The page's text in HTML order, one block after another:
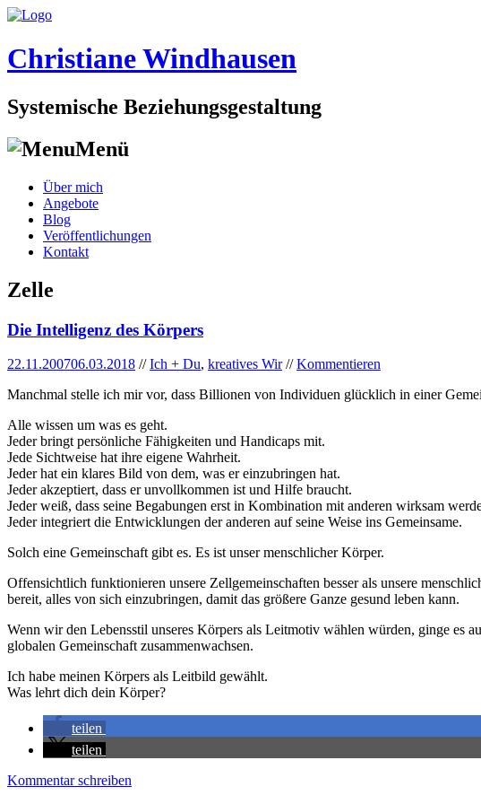
Christiane Windhausen
Systemische Beziehungsgestaltung
Menü
Skip
content
Über mich
Angebote
Blog
Veröffentlichungen
Kontakt
Zelle
Die Intelligenz des Körpers
22.11.200706.03.2018 //Ich + Du, kreatives Wir //Kommentieren
Manchmal stelle ich mir vor, dass Billionen von Individuen glücklich in einer
Alle wissen um was es geht.
Jeder bringt persönliche Fähigkeiten und Handicaps mit.
Jede Sichtweise hat ihre eigene Wahrheit.
Jeder hat ein klares Bild von dem, was er einzubringen hat.
Jeder akzeptiert, dass er unvollkommen ist und Hilfe braucht.
Jeder weiß, dass seine Begabungen erst in Kombination mit anderen wirksam
Jeder integriert die Entwicklungen der anderen auf seine Weise ins Gemeinsame.
Solch eine Gemeinschaft gibt es. Es ist unser menschlicher Körper.
Offensichtlich funktionieren unsere Zellgemeinschaften besser als unsere
bereit, alles von sich einzubringen, damit das größere Ganze gesund leben kann.
Wenn wir den Lebensstil unseres Körpers als Leitmotiv wählen würden, ginge es
globalen Gemeinschaft zusammenwachsen.
Ich habe meinen Körpers als Leitbild gewählt.
Was lehrt dich dein Körper?
teilen
teilen
Kommentar schreiben